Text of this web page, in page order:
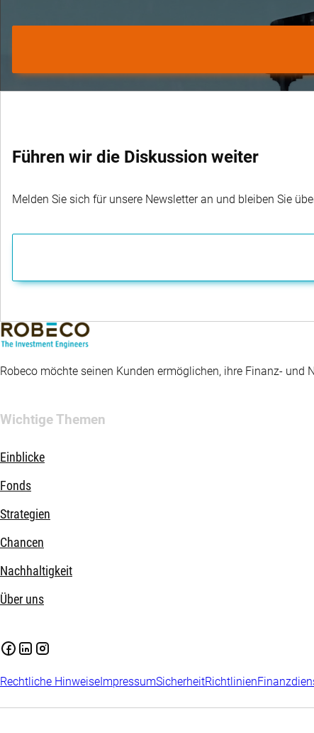
Führen wir die Diskussion weiter
Melden Sie sich für unsere Newsletter an und bleiben Sie
Robeco möchte seinen Kunden ermöglichen, ihre Finanz-
Wichtige Themen
Einblicke
Fonds
Strategien
Chancen
Nachhaltigkeit
Über uns
Rechtliche HinweiseImpressumSicherheitRichtlinien